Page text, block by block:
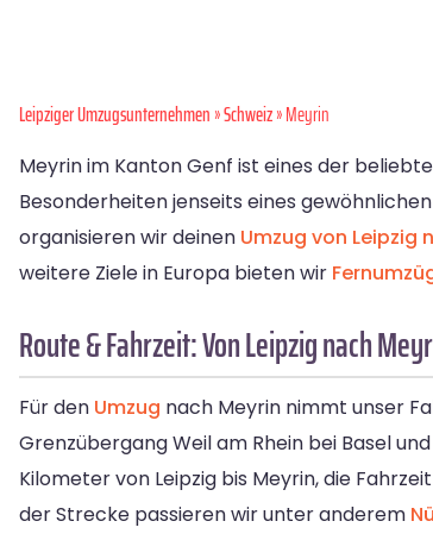
Leipziger Umzugsunternehmen»Schweiz» Meyrin
Meyrin im Kanton Genf ist eines der
Besonderheiten jenseits eines
organisieren wir deinen Umzug von Leipzig
weitere Ziele in Europa bieten wir
Route & Fahrzeit: Von Leipzig nach
Für den Umzug nach Meyrin nimmt unser
Grenzübergang Weil am Rhein bei Basel
Kilometer von Leipzig bis Meyrin, die
der Strecke passieren wir unter anderem